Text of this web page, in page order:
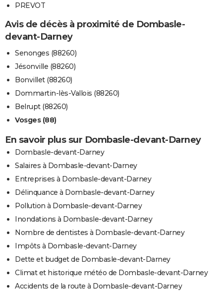
PREVOT
Avis de décès à proximité de Dombasle-
devant-Darney
Senonges (88260)
Jésonville (88260)
Bonvillet (88260)
Dommartin-lès-Vallois (88260)
Belrupt (88260)
Vosges (88)
En savoir plus sur Dombasle-devant-Darney
Dombasle-devant-Darney
Salaires à Dombasle-devant-Darney
Entreprises à Dombasle-devant-Darney
Délinquance à Dombasle-devant-Darney
Pollution à Dombasle-devant-Darney
Inondations à Dombasle-devant-Darney
Nombre de dentistes à Dombasle-devant-Darney
Impôts à Dombasle-devant-Darney
Dette et budget de Dombasle-devant-Darney
Climat et historique météo de Dombasle-devant-Darney
Accidents de la route à Dombasle-devant-Darney